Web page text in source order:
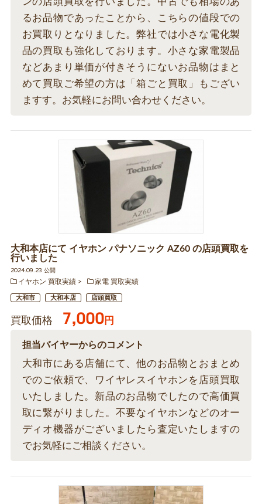
るお品物であったことから、こちらの値段での
お買取りとなりました。弊社では小さな電化製
品の買取も強化しております。小さな家電製品
などあまり単価が付きそうにないお品物はまと
めて買取ご希望の方は「箱ごと買取」もござい
ますす。お気軽にお問い合わせください。
大和本店にて イヤホン パナソニック AZ60 の店頭買取を
行いました
2024.09.23 公開
イヤホン 買取実績
家電 買取実績
大和市 大和本店 店頭買取
買取価格 7,000円
担当バイヤーからのコメント
大和市にある店舗にて、他のお品物とおまとめ
でのご依頼で、ワイヤレスイヤホンを店頭買取
いたしました。新品のお品物でしたので高価買
取に繋がりました。不要なイヤホンなどのオー
ディオ機器がございましたら査定いたしますの
でお気軽にご相談ください。